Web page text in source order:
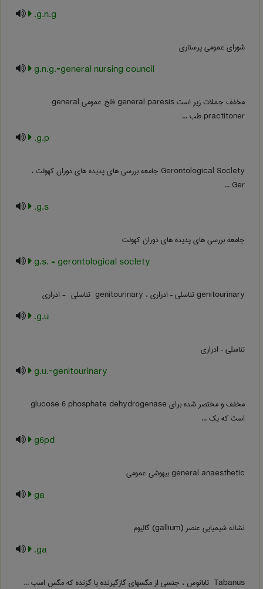
g.n.g.
شورای عمومی پرستاری
g.n.g.=general nursing council
مخفف جملات زیر است general paresis فلج عمومی general
practitoner طب ...
g.p.
Ger ...
g.s.
جامعه بررسی های پدیده های دوران کهولت
g.s. = gerontological soclety
genitourinary تناسلی – ادراری ، ‎ genitourinary تناسلی ‎ - ادراری
g.u.
تناسلی – ادراری
g.u.=genitourinary
مخفف و مختصر شده برای glucose 6 phosphate dehydrogenase
است که یک ...
g6pd
general anaesthetic بیهوشی عمومی
ga
نشانه شیمیایی عنصر (gallium) گالیوم
ga.
‎ Tabanus تابانوس ، جنسی از مگسهای گازگیرنده یا گزنده که مگس اسب ...